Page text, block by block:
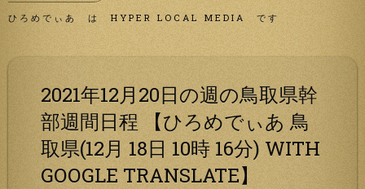
ひろめでぃあ は HYPER LOCAL MEDIA です
2021年12月20日の週の鳥取県幹
部週間日程 【ひろめでぃあ 鳥
取県(12月 18日 10時 16分) WITH
GOOGLE TRANSLATE】